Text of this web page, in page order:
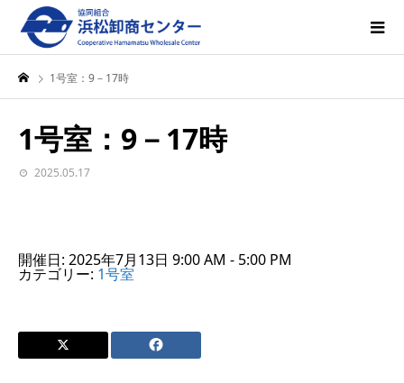
1号室：9－17時
1号室：9－17時
2025.05.17
開催日: 2025年7月13日 9:00 AM - 5:00 PM
カテゴリー: 1号室